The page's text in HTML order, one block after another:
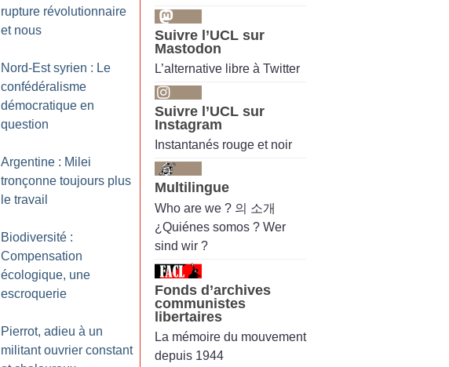
rupture révolutionnaire
et nous
Nord-Est syrien : Le
confédéralisme
démocratique en
question
Argentine : Milei
tronçonne toujours plus
le travail
Biodiversité :
Compensation
écologique, une
escroquerie
Pierrot, adieu à un
militant ouvrier constant
Suivre l’UCL sur
Mastodon
L’alternative libre à Twitter
Suivre l’UCL sur
Instagram
Instantanés rouge et noir
Multilingue
Who are we ? 의 소개
¿Quiénes somos ? Wer
sind wir ?
Fonds d’archives
communistes
libertaires
La mémoire du mouvement
depuis 1944